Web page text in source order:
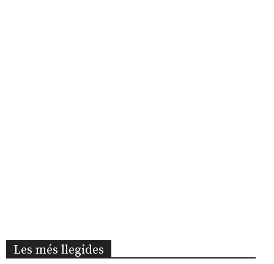
Les més llegides